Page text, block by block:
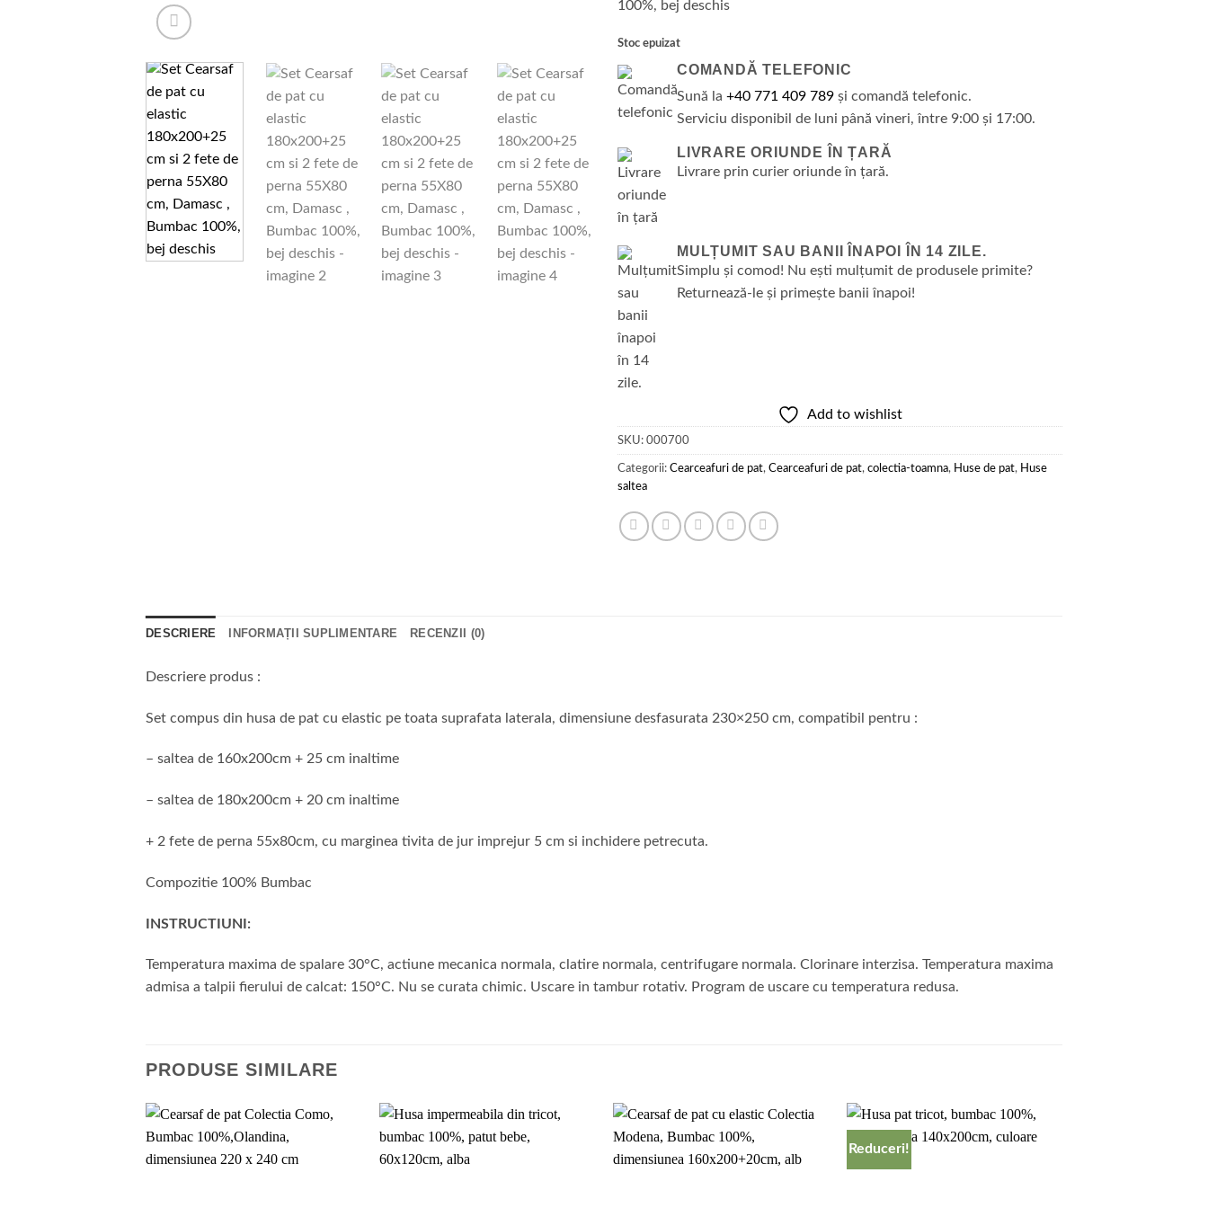
100%, bej deschis
Stoc epuizat
COMANDĂ TELEFONIC
Sună la +40 771 409 789 și comandă telefonic.
Serviciu disponibil de luni până vineri, între 9:00 și 17:00.
LIVRARE ORIUNDE ÎN ȚARĂ
Livrare prin curier oriunde în țară.
MULȚUMIT SAU BANII ÎNAPOI ÎN 14 ZILE.
Simplu și comod! Nu ești mulțumit de produsele primite?
Returnează-le și primește banii înapoi!
Add to wishlist
SKU: 000700
Categorii: Cearceafuri de pat, Cearceafuri de pat, colectia-toamna, Huse de pat, Huse
saltea
DESCRIERE INFORMAȚII SUPLIMENTARE RECENZII (0)
Descriere produs :
Set compus din husa de pat cu elastic pe toata suprafata laterala, dimensiune desfasurata 230×250 cm, compatibil pentru :
– saltea de 160x200cm + 25 cm inaltime
– saltea de 180x200cm + 20 cm inaltime
+ 2 fete de perna 55x80cm, cu marginea tivita de jur imprejur 5 cm si inchidere petrecuta.
Compozitie 100% Bumbac
INSTRUCTIUNI:
Temperatura maxima de spalare 30°C, actiune mecanica normala, clatire normala, centrifugare normala. Clorinare interzisa. Temperatura maxima
admisa a talpii fierului de calcat: 150°C. Nu se curata chimic. Uscare in tambur rotativ. Program de uscare cu temperatura redusa.
PRODUSE SIMILARE
Add to
wishlist
Reduceri!